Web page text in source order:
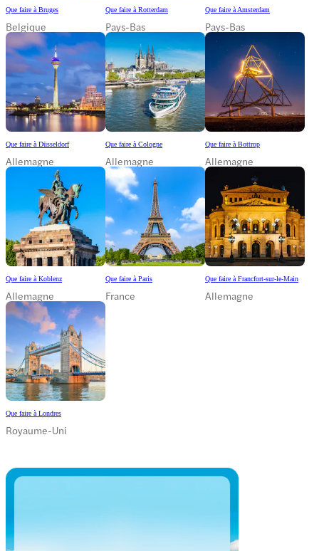
Que faire à Bruges
Belgique
Que faire à Rotterdam
Pays-Bas
Que faire à Amsterdam
Pays-Bas
Que faire à Düsseldorf
Allemagne
Que faire à Cologne
Allemagne
Que faire à Bottrop
Allemagne
Que faire à Koblenz
Allemagne
Que faire à Paris
France
Que faire à Francfort-sur-le-Main
Allemagne
Que faire à Londres
Royaume-Uni